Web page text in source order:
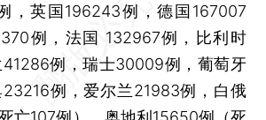
，英国196243例，德国167007
例，法国 132967例，比利时
例，瑞士30009例，葡萄牙
例，爱尔兰21983例，白俄